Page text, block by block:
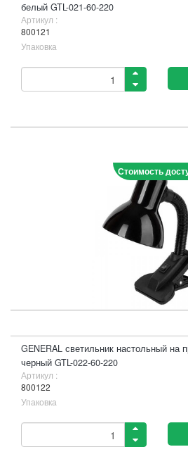
белый GTL-021-60-220
Артикул :
800121
Упаковка
Стоимость
GENERAL светильник настольный на
черный GTL-022-60-220
Артикул :
800122
Упаковка